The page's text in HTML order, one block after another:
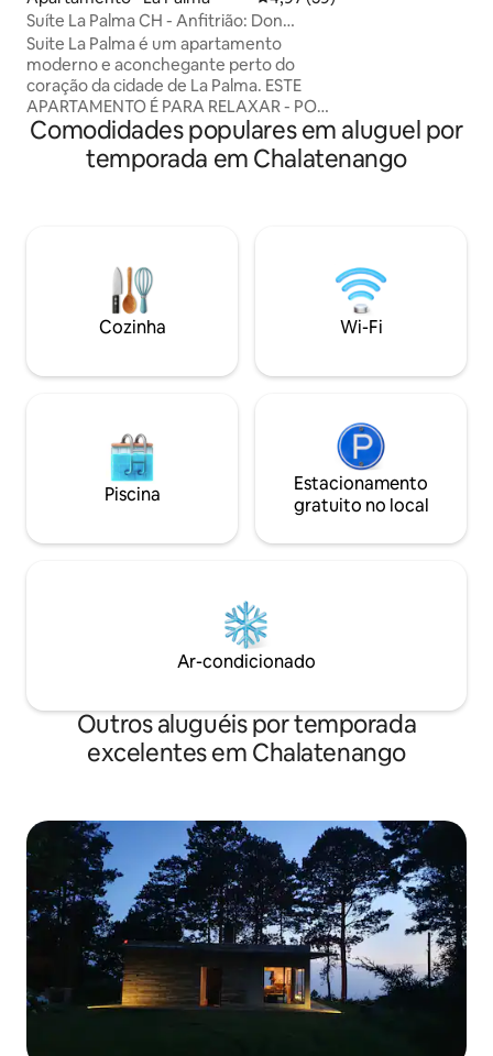
Suíte La Palma CH - Anfitrião: Don
Fernando
Suite La Palma é um apartamento
moderno e aconchegante perto do
coração da cidade de La Palma. ESTE
APARTAMENTO É PARA RELAXAR - POR
FAVOR, LEIA AS REGRAS Localizado em
um SEGUNDO ANDAR Com uma
localização privilegiada, a poucos
camas de solteiro ( ventilador de teto )
~1 quarto com uma cama queen size ( Ar
condicionado ) BANHEIROS: 1 banheiro
casa.
Comodidades populares em aluguel por
temporada em Chalatenango
Cozinha Wi-Fi
Piscina
Estacionamento
gratuito no local
Ar-condicionado
Outros aluguéis por temporada
excelentes em Chalatenango